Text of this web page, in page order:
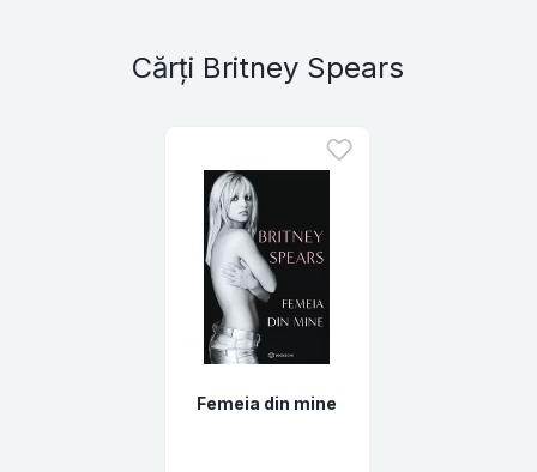
Cărți Britney Spears
Femeia din mine